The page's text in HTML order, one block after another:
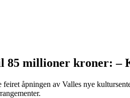
85 millioner kroner: –
feiret åpningen av Valles nye